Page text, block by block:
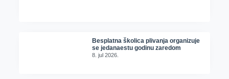
Besplatna školica plivanja organizuje
se jedanaestu godinu zaredom
8. jul 2026.